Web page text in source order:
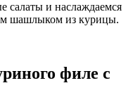
салаты и наслаждаемся
шашлыком из курицы.
филе с